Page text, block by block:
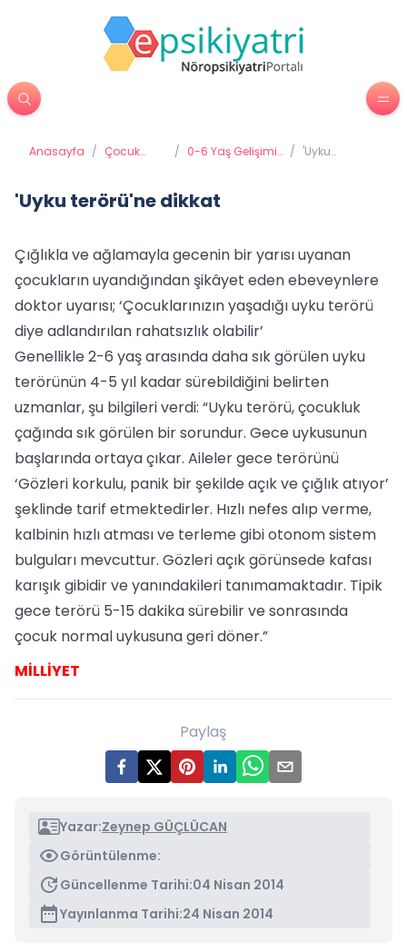
Anasayfa / Çocuk
/ 0-6 Yaş Gelişimi
/ 'Uyku
'Uyku terörü'ne dikkat
Çığlıkla ve ağlamayla gecenin bir yarısı uyanan
çocukların uyandığından şikâyet eden ebeveynlere
doktor uyarısı; ‘Çocuklarınızın yaşadığı uyku terörü
diye adlandırılan rahatsızlık olabilir’
Genellikle 2-6 yaş arasında daha sık görülen uyku
terörünün 4-5 yıl kadar sürebildiğini belirten
uzmanlar, şu bilgileri verdi: “Uyku terörü, çocukluk
çağında sık görülen bir sorundur. Gece uykusunun
başlarında ortaya çıkar. Aileler gece terörünü
‘Gözleri korkulu, panik bir şekilde açık ve çığlık atıyor’
şeklinde tarif etmektedirler. Hızlı nefes alıp verme,
kalbinin hızlı atması ve terleme gibi otonom sistem
bulguları mevcuttur. Gözleri açık görünsede kafası
karışık gibidir ve yanındakileri tanımamaktadır. Tipik
gece terörü 5-15 dakika sürebilir ve sonrasında
çocuk normal uykusuna geri döner.”
MİLLİYET
Paylaş
Yazar:Zeynep GÜÇLÜCAN
Görüntülenme:
Güncellenme Tarihi:04 Nisan 2014
Yayınlanma Tarihi:24 Nisan 2014